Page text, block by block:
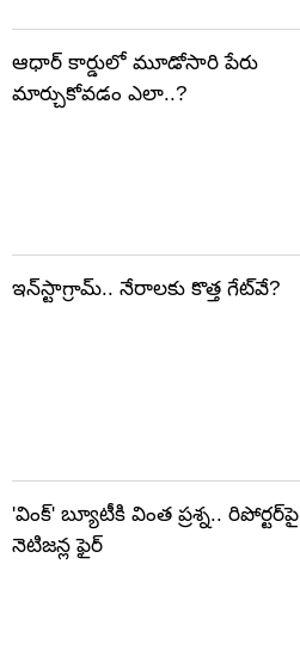
ఆధార్ కార్డులో మూడోసారి పేరు
మార్చుకోవడం ఎలా..?
ఇన్‌స్టాగ్రామ్‌.. నేరాలకు కొత్త గేట్‌వే?
'వింక్' బ్యూటీకి వింత ప్రశ్న.. రిపోర్టర్‌పై
నెటిజన్ల ఫైర్